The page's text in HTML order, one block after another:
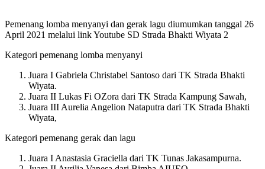
Pemenang lomba menyanyi dan gerak lagu diumumkan tanggal 26
April 2021 melalui link Youtube SD Strada Bhakti Wiyata 2
Kategori pemenang lomba menyanyi
Juara I Gabriela Christabel Santoso dari TK Strada Bhakti
Wiyata.
Juara II Lukas Fi OZora dari TK Strada Kampung Sawah,
Juara III Aurelia Angelion Nataputra dari TK Strada Bhakti
Wiyata,
Kategori pemenang gerak dan lagu
Juara I Anastasia Graciella dari TK Tunas Jakasampurna.